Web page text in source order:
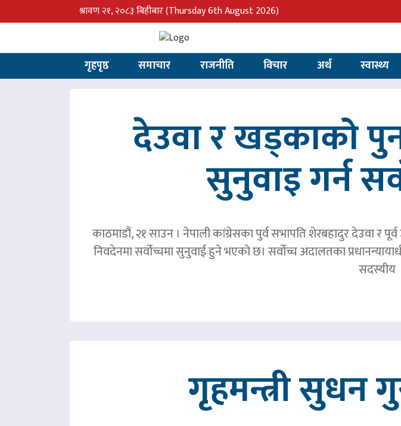
श्रावण २१, २०८३ बिहीबार(Thursday 6th August 2026)
गृहपृष्ठ समाचार राजनीति विचार अर्थ स्वास्थ्य
देउवा र खड्काको
सुनुवाइ गर्न
काठमाडौं, २१ साउन । नेपाली कांग्रेसका पुर्व सभापति शेरबहादुर देउवा र
निवदेनमा सर्वोच्चमा सुनुवाई हुने भएको छ। सर्वोच्च अदालतका
सदस्यीय
गृहमन्त्री सुधन